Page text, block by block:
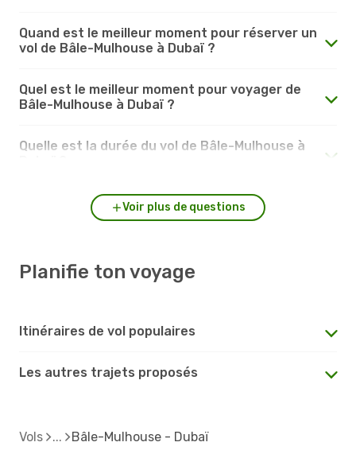
Quand est le meilleur moment pour réserver un
vol de Bâle-Mulhouse à Dubaï ?
Quel est le meilleur moment pour voyager de
Bâle-Mulhouse à Dubaï ?
Quelle est la durée du vol de Bâle-Mulhouse à
Voir plus de questions
Planifie ton voyage
Itinéraires de vol populaires
Les autres trajets proposés
Vols Bâle-Mulhouse - Dubaï